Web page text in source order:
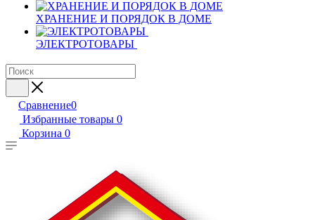
ХРАНЕНИЕ И ПОРЯДОК В ДОМЕ
ЭЛЕКТРОТОВАРЫ
Сравнение0
Избранные товары 0
Корзина 0